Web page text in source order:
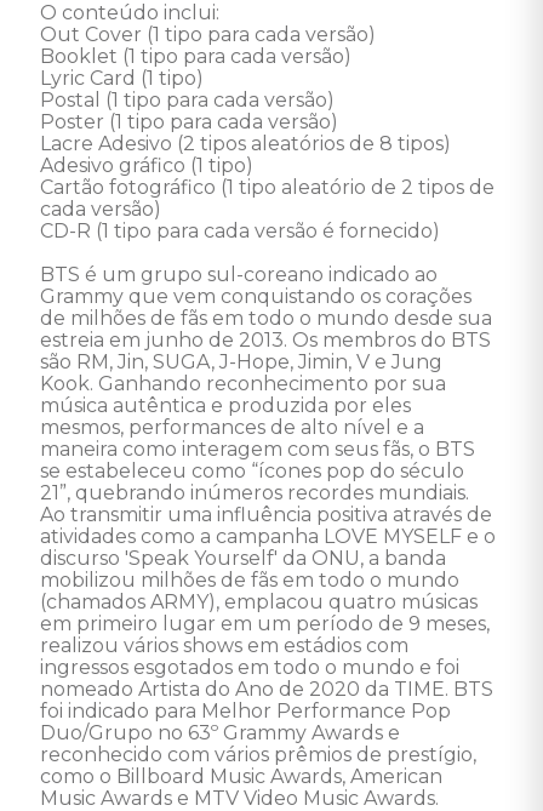
O conteúdo inclui:
Out Cover (1 tipo para cada versão)
Booklet (1 tipo para cada versão)
Lyric Card (1 tipo)
Postal (1 tipo para cada versão)
Poster (1 tipo para cada versão)
Lacre Adesivo (2 tipos aleatórios de 8 tipos)
Adesivo gráfico (1 tipo)
Cartão fotográfico (1 tipo aleatório de 2 tipos de
cada versão)
CD-R (1 tipo para cada versão é fornecido)
BTS é um grupo sul-coreano indicado ao
Grammy que vem conquistando os corações
de milhões de fãs em todo o mundo desde sua
estreia em junho de 2013. Os membros do BTS
são RM, Jin, SUGA, J-Hope, Jimin, V e Jung
Kook. Ganhando reconhecimento por sua
música autêntica e produzida por eles
mesmos, performances de alto nível e a
maneira como interagem com seus fãs, o BTS
se estabeleceu como “ícones pop do século
21”, quebrando inúmeros recordes mundiais.
Ao transmitir uma influência positiva através de
atividades como a campanha LOVE MYSELF e o
discurso 'Speak Yourself' da ONU, a banda
mobilizou milhões de fãs em todo o mundo
(chamados ARMY), emplacou quatro músicas
em primeiro lugar em um período de 9 meses,
realizou vários shows em estádios com
ingressos esgotados em todo o mundo e foi
nomeado Artista do Ano de 2020 da TIME. BTS
foi indicado para Melhor Performance Pop
Duo/Grupo no 63º Grammy Awards e
reconhecido com vários prêmios de prestígio,
como o Billboard Music Awards, American
Music Awards e MTV Video Music Awards.